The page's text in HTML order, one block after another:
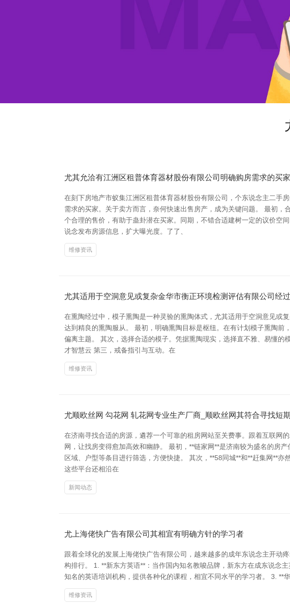
尤其允洽有江洲区租普体育器材股份有限公司明确购房需求的买家
在刻下房地产市蚁集江洲区租普体育器材股份有限公司，个东说念主二手
需求的买家。关于卖方而言，奈何快速出售房产，成为关键问题。 最初
个合理的售价，有助于蛊卦潜在买家。同期，不错合适建树一定的议价空
说念发布房源信息，扩大曝光度。了了、
维修资讯
尤其适用于空洞意见或复杂金华市衡正环境检测评估有限公司经
在熏陶经过中，模子熏陶是一种灵验的熏陶体式，尤其适用于空洞意见或
达到精良的熏陶服从。 最初，明确熏陶目标是枢纽。在有计划模子熏陶
偏离主题。 其次，选择合适的模子。凭据熏陶现实，选择直不雅、易懂
才智慧云 第三，戒备指引与互动。在
维修资讯
尤顺欧丝网 勾花网 轧花网专业生产厂商_顺欧丝网其符合寻找短
在济南寻找合适的房源，遴荐一个可靠的租房网站至关费事。跟着互联网
网，让找房变得愈加高效和幽静。 最初，**链家网**是济南较为盛名的房
区域、户型等条目进行筛选，方便快捷。 其次，**58同城**和**赶集网**
这些平台还相沿在
新闻动态
尤上海佬快广告有限公司其相宜有明确方针的学习者
跟着全球化的发展上海佬快广告有限公司，越来越多的成年东说念主开动
构排行。 1. **新东方英语**：当作国内知名教唆品牌，新东方在成东说念
知名的英语培训机构，提供各种化的课程，相宜不同水平的学习者。 3. **
维修资讯